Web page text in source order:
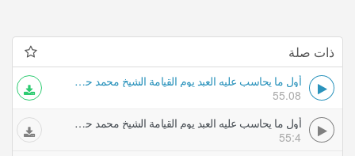
ذات صلة
أول ما يحاسب عليه العبد يوم القيامة الشيخ محمد حسان خطب ودروس
55.08
أول ما يحاسب عليه العبد يوم القيامة الشيخ محمد حسان خطب ودروس
55:4